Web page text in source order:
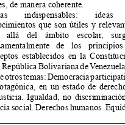
de manera coherente.
indispensables:
que son útiles y
allá del ámbito escolar,
de los
establecidos en la
República Bolivariana de V
otros temas: Democracia
en un estado de
Igualdad, no
social. Derechos humanos.